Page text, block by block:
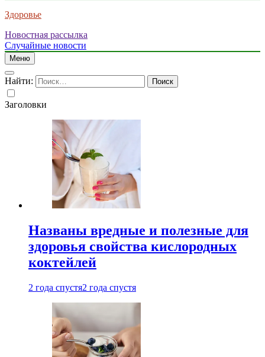
Здоровье
Новостная рассылка
Случайные новости
Меню
Найти:
Заголовки
Названы вредные и полезные для
здоровья свойства кислородных
коктейлей
2 года спустя2 года спустя